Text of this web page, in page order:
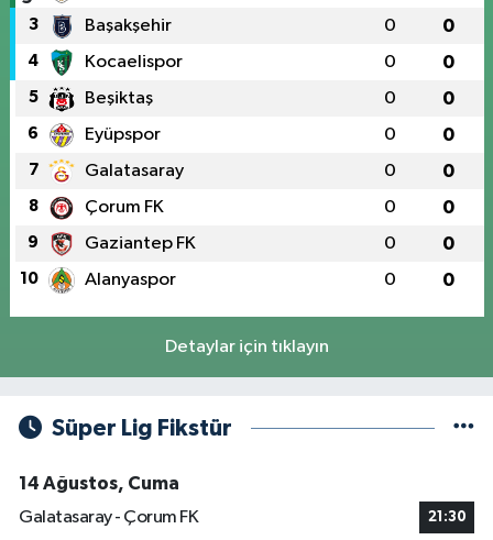
3 Başakşehir 0 0
4 Kocaelispor 0 0
5 Beşiktaş 0 0
6 Eyüpspor 0 0
7 Galatasaray 0 0
8 Çorum FK 0 0
9 Gaziantep FK 0 0
10 Alanyaspor 0 0
Detaylar için tıklayın
Süper Lig Fikstür
14 Ağustos, Cuma
Galatasaray - Çorum FK
21:30